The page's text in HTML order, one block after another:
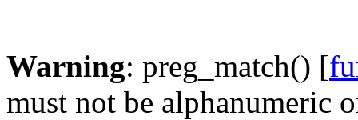
Warning: preg_match() [
must not be alphanumeric